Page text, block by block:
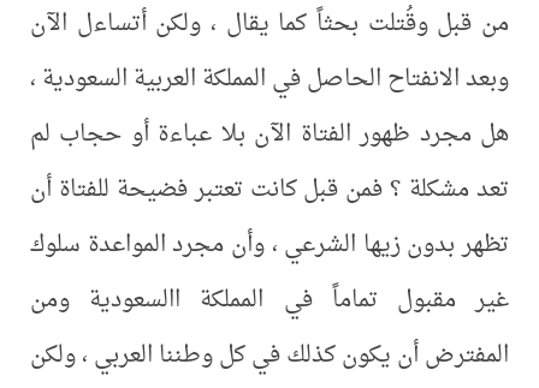
من قبل وقُتلت بحثاً كما يقال ، ولكن أتساءل الآن
وبعد الانفتاح الحاصل في المملكة العربية السعودية ،
هل مجرد ظهور الفتاة الآن بلا عباءة أو حجاب لم
تعد مشكلة ؟ فمن قبل كانت تعتبر فضيحة للفتاة أن
تظهر بدون زيها الشرعي ، وأن مجرد المواعدة سلوك
غير مقبول تماماً في المملكة االسعودية ومن
المفترض أن يكون كذلك في كل وطننا العربي ، ولكن